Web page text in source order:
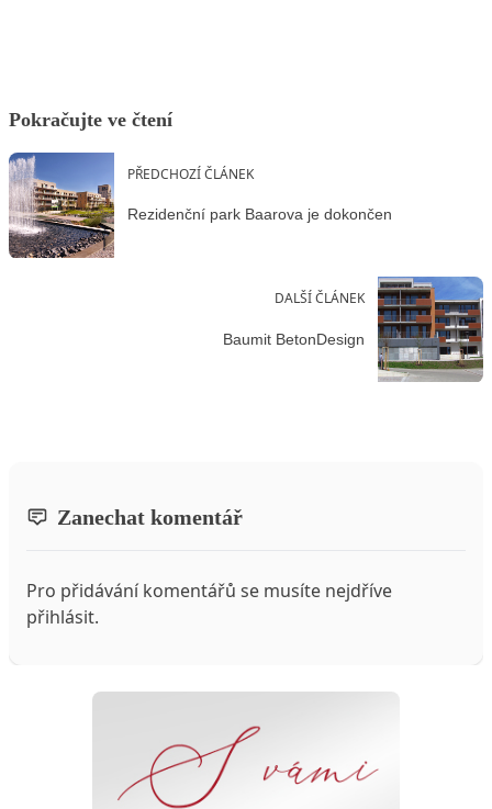
Pokračujte ve čtení
PŘEDCHOZÍ ČLÁNEK
Rezidenční park Baarova je dokončen
DALŠÍ ČLÁNEK
Baumit BetonDesign
Zanechat komentář
Pro přidávání komentářů se musíte nejdříve
přihlásit.